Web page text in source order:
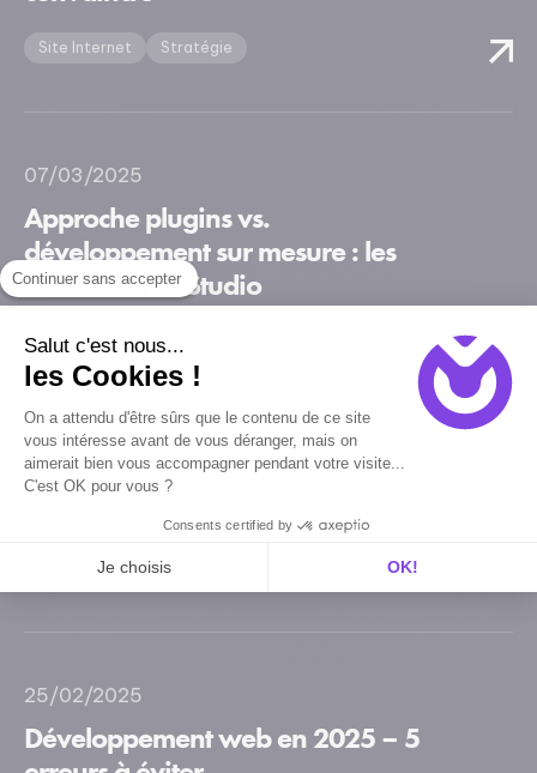
Continuer sans accepter
Salut c'est nous...
les Cookies !
On a attendu d'être sûrs que le contenu de ce site
vous intéresse avant de vous déranger, mais on
aimerait bien vous accompagner pendant votre visite...
C'est OK pour vous ?
Consents certified by
Je choisis OK!
Site Internet Stratégie
07/03/2025
Approche plugins vs.
développement sur mesure : les
atouts de MV Studio
Actualités Site Internet
04/03/2025
Le Copywriting à l’heure de l’IA
Actualités Site Internet
25/02/2025
Développement web en 2025 – 5